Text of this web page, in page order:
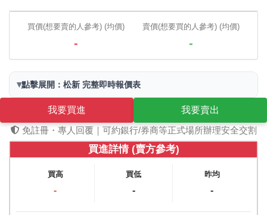
買價(想要賣的人參考) (均價)
-
賣價(想要買的人參考) (均價)
-
▾點擊展開：松新 完整即時報價表
我要買進
我要賣出
免註冊・專人回覆｜可約銀行/券商等正式場所辦理安全交割
買進詳情 (賣方參考)
買高
-
買低
-
昨均
-